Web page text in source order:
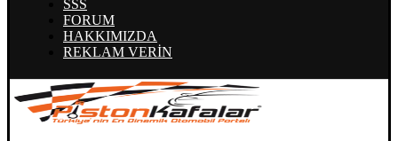
SSS
FORUM
HAKKIMIZDA
REKLAM VERİN